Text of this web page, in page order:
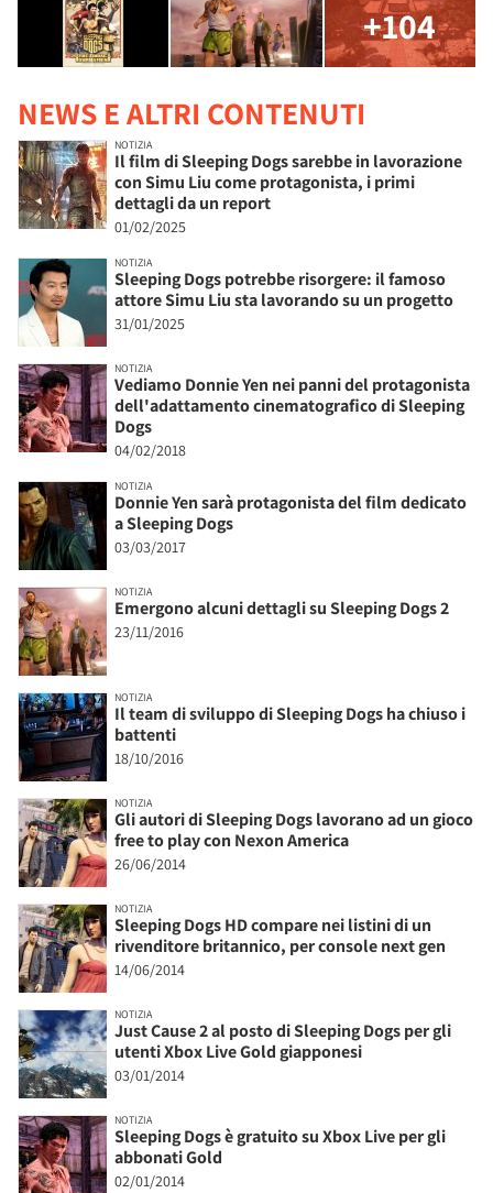
+104
NEWS E ALTRI CONTENUTI
NOTIZIA
Il film di Sleeping Dogs sarebbe in lavorazione
con Simu Liu come protagonista, i primi
dettagli da un report
01/02/2025
NOTIZIA
Sleeping Dogs potrebbe risorgere: il famoso
attore Simu Liu sta lavorando su un progetto
31/01/2025
NOTIZIA
Vediamo Donnie Yen nei panni del protagonista
dell'adattamento cinematografico di Sleeping
Dogs
04/02/2018
NOTIZIA
Donnie Yen sarà protagonista del film dedicato
a Sleeping Dogs
03/03/2017
NOTIZIA
Emergono alcuni dettagli su Sleeping Dogs 2
23/11/2016
NOTIZIA
Il team di sviluppo di Sleeping Dogs ha chiuso i
battenti
18/10/2016
NOTIZIA
Gli autori di Sleeping Dogs lavorano ad un gioco
free to play con Nexon America
26/06/2014
NOTIZIA
Sleeping Dogs HD compare nei listini di un
rivenditore britannico, per console next gen
14/06/2014
NOTIZIA
Just Cause 2 al posto di Sleeping Dogs per gli
utenti Xbox Live Gold giapponesi
03/01/2014
NOTIZIA
Sleeping Dogs è gratuito su Xbox Live per gli
abbonati Gold
02/01/2014